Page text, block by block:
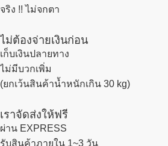
จริง !! ไม่จกตา
ไม่ต้องจ่ายเงินก่อน
เก็บเงินปลายทาง
ไม่มีบวกเพิ่ม
(ยกเว้นสินค้าน้ำหนักเกิน 30 kg)
เราจัดส่งให้ฟรี
ผ่าน EXPRESS
รับสินค้าภายใน 1~3 วัน